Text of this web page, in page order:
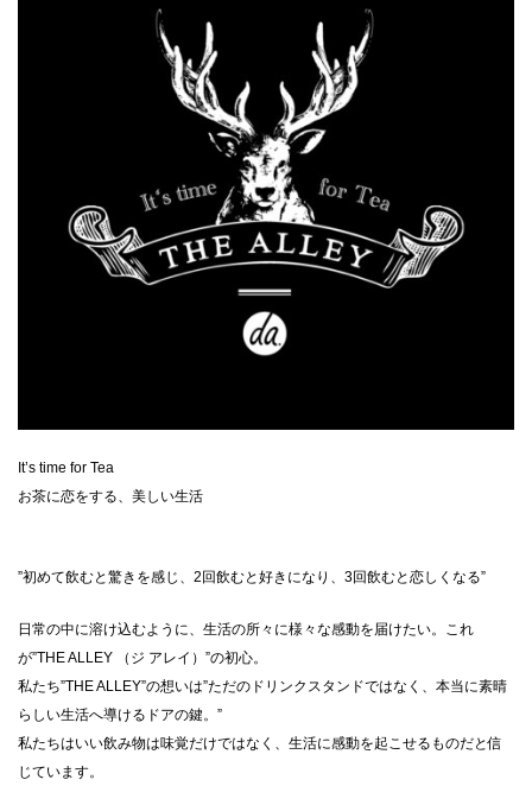
It’s time for Tea
お茶に恋をする、美しい生活
”初めて飲むと驚きを感じ、2回飲むと好きになり、3回飲むと恋しくなる”
日常の中に溶け込むように、生活の所々に様々な感動を届けたい。これ
が”THE ALLEY （ジ アレイ）”の初心。
私たち”THE ALLEY”の想いは”ただのドリンクスタンドではなく、本当に素晴
らしい生活へ導けるドアの鍵。”
私たちはいい飲み物は味覚だけではなく、生活に感動を起こせるものだと信
じています。